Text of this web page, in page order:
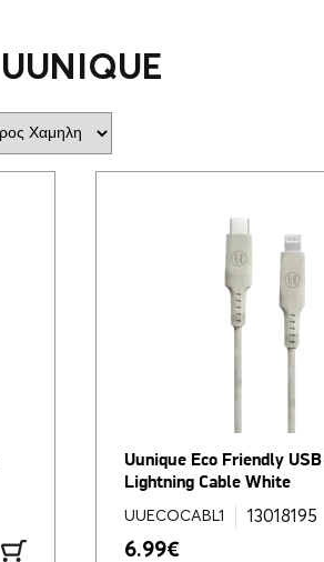
UUNIQUE
Uunique Eco Friendly
Lightning Cable White
UUECOCABL1 13018195
6.99€